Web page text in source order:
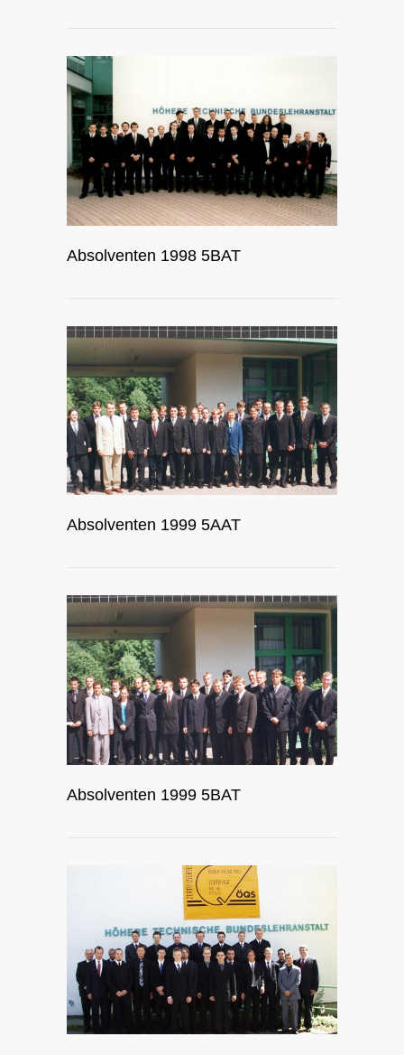
Absolventen 1998 5BAT
Absolventen 1999 5AAT
Absolventen 1999 5BAT